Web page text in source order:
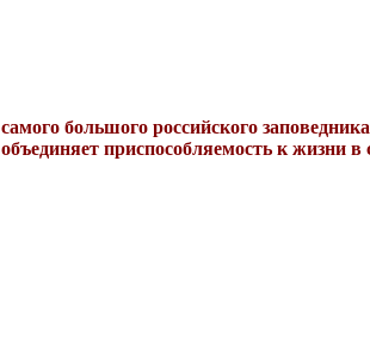
большого российского
приспособляемость к жизни